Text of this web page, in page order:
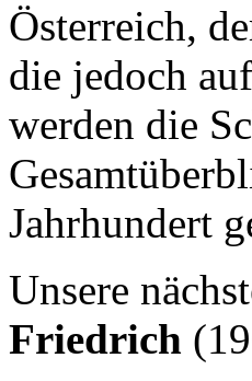
Österreich,
die jedoch
werden die
Jahrhundert
Unsere
Friedrich